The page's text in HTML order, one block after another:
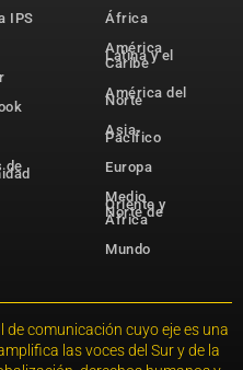
IPS
de
África
América
Latina y el
Caribe
América del
Norte
Asia-
Pacífico
Europa
Medio
Oriente y
Norte de
África
Mundo
comunicación cuyo eje es una
las voces del Sur y de la